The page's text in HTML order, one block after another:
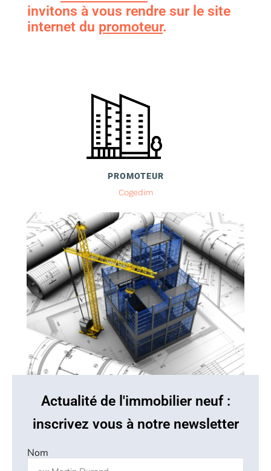
invitons à vous rendre sur le site
internet du promoteur.
PROMOTEUR
Cogedim
Actualité de l'immobilier neuf :
inscrivez vous à notre newsletter
Nom